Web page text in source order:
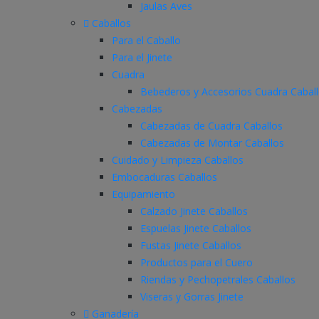
Jaulas Aves
Caballos
Para el Caballo
Para el Jinete
Cuadra
Bebederos y Accesorios Cuadra
Cabezadas
Cabezadas de Cuadra Caballos
Cabezadas de Montar Caballos
Cuidado y Limpieza Caballos
Embocaduras Caballos
Equipamiento
Calzado Jinete Caballos
Espuelas Jinete Caballos
Fustas Jinete Caballos
Productos para el Cuero
Riendas y Pechopetrales Caballos
Viseras y Gorras Jinete
Ganadería